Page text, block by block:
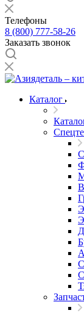
Телефоны
8 (800) 777-58-26
Заказать звонок
Каталог